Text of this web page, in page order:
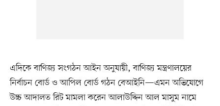
এদিকে বাণিজ্য সংগঠন আইন অনুযায়ী, বাণিজ্য মন্ত্রণালয়ের
নির্বাচন বোর্ড ও আপিল বোর্ড গঠন বেআইনি—এমন অভিযোগে
উচ্চ আদালত রিট মামলা করেন আলাউদ্দিন আল মাসুম নামে